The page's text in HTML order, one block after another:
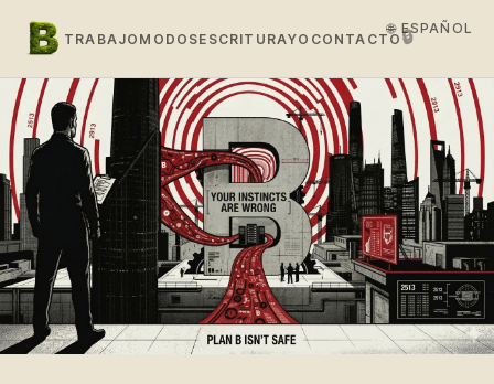
TRABAJO MODOSESCRITURAYO CONTACTO🔒
🌐 ESPAÑOL